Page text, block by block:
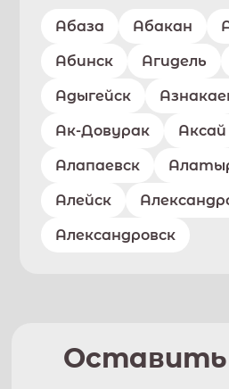
Абаза Абакан
Абинск Агидель
Адыгейск
Ак-Довурак Аксай
Алапаевск
Алейск
Александровск
Оставить